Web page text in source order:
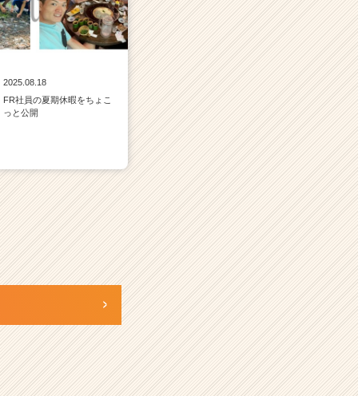
2025.08.18
FR社員の夏期休暇をちょこ
っと公開